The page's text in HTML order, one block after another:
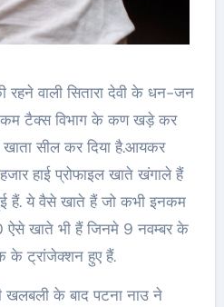
वाली सितारा देवी के धन-जन
टैक्स विभाग के कण खड़े कर
खाता सील कर दिया है.आयकर
हाई प्रोफाइल खाते खंगाले हैं
हैं. ये वैसे खाते हैं जो कभी इनकम
ऐसे खाते भी हैं जिनमे 9 नवम्बर के
के ट्रांजेक्शन हुए हैं.
के बाद पटना नाउ ने